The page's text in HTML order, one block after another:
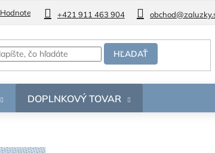
+421 911 463 904
Hodnotenie obchodu
HĽADAŤ
DOPLNKOVÝ TOVAR